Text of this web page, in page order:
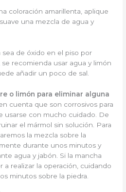
coloración amarillenta, aplique
una mezcla de agua y
sea de óxido en el piso por
recomienda usar agua y limón
añadir un poco de sal.
o limón para eliminar alguna
cuenta que son corrosivos para
usarse con mucho cuidado. De
el mármol sin solución. Para
la mezcla sobre la
durante unos minutos y
agua y jabón. Si la mancha
a realizar la operación, cuidando
minutos sobre la piedra.